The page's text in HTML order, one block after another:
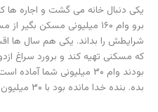
یکی دنبال خانه می گشت و اجاره ها
برو وام ۱۶۰ میلیونی مسکن
شرایطش را بداند. یکی هم سال ها
که مسکنی تهیه کند و برورد سراغ
بودند وام ۳۰ میلیونی شما
بده. بنده خدا مانده بود با ۳۰ میلیون چه کند